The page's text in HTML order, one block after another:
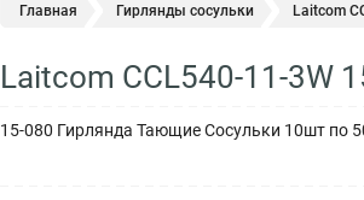
Главная Гирлянды сосульки Laitcom
Laitcom CCL540-11-3W
15-080 Гирлянда Тающие Сосульки 10шт по